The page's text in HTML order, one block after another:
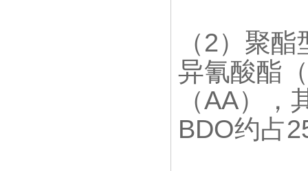
（2）聚酯
异氰酸酯
（AA）
BDO约占